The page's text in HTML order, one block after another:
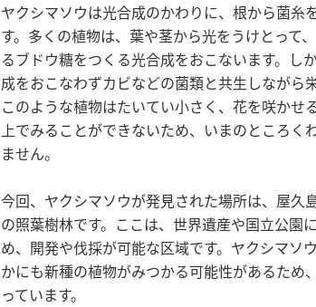
ヤクシマソウは光合成のかわりに、根から菌糸
す。多くの植物は、葉や茎から光をうけとって
るブドウ糖をつくる光合成をおこないます。し
成をおこなわずカビなどの菌類と共生しながら
このような植物はたいてい小さく、花を咲かせ
上でみることができないため、いまのところく
ません。
今回、ヤクシマソウが発見された場所は、屋久
の照葉樹林です。ここは、世界遺産や国立公園
め、開発や伐採が可能な区域です。ヤクシマソ
かにも新種の植物がみつかる可能性があるため
っています。